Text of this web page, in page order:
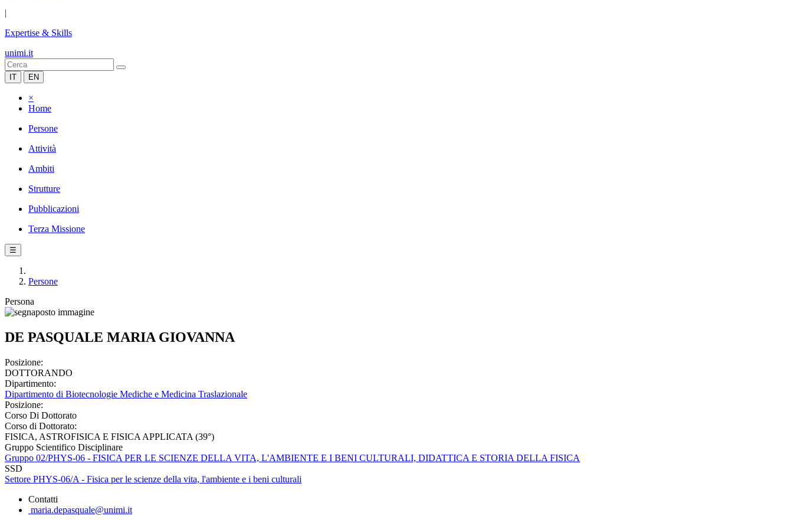
|
Expertise & Skills
unimi.it
IT EN
×
Home
Persone
Attività
Ambiti
Strutture
Pubblicazioni
Terza Missione
☰
Persone
Persona
DE PASQUALE MARIA GIOVANNA
Posizione:
DOTTORANDO
Dipartimento:
Dipartimento di Biotecnologie Mediche e Medicina Traslazionale
Posizione:
Corso Di Dottorato
Corso di Dottorato:
FISICA, ASTROFISICA E FISICA APPLICATA (39°)
Gruppo Scientifico Disciplinare
Gruppo 02/PHYS-06 - FISICA PER LE SCIENZE DELLA VITA, L'AMBIENTE E I BENI CULTURALI, DIDATTICA E STORIA DELLA FISICA
SSD
Settore PHYS-06/A - Fisica per le scienze della vita, l'ambiente e i beni culturali
Contatti
maria.depasquale@unimi.it